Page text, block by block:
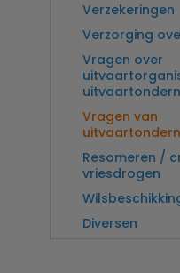
Verzekeringen
Verzorging
Vragen over
Vragen van
Resomeren /
vriesdrogen
Diversen